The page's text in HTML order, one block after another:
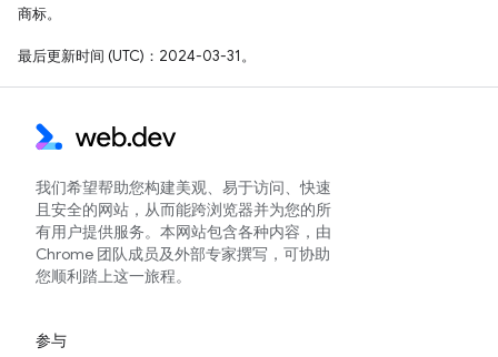
商标。
最后更新时间 (UTC)：2024-03-31。
我们希望帮助您构建美观、易于访问、快速
且安全的网站，从而能跨浏览器并为您的所
有用户提供服务。本网站包含各种内容，由
Chrome 团队成员及外部专家撰写，可协助
您顺利踏上这一旅程。
参与